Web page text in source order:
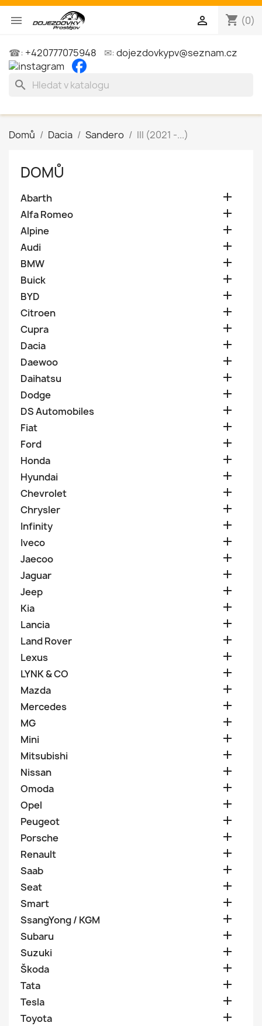
 shopping_cart (0)

☎: +420777075948 ✉:dojezdovkypv@seznam.cz
search
Domů Dacia Sandero III (2021 -...)
DOMŮ
Abarth 
Alfa Romeo 
Alpine 
Audi 
BMW 
Buick 
BYD 
Citroen 
Cupra 
Dacia 
Daewoo 
Daihatsu 
Dodge 
DS Automobiles 
Fiat 
Ford 
Honda 
Hyundai 
Chevrolet 
Chrysler 
Infinity 
Iveco 
Jaecoo 
Jaguar 
Jeep 
Kia 
Lancia 
Land Rover 
Lexus 
LYNK & CO 
Mazda 
Mercedes 
MG 
Mini 
Mitsubishi 
Nissan 
Omoda 
Opel 
Peugeot 
Porsche 
Renault 
Saab 
Seat 
Smart 
SsangYong / KGM 
Subaru 
Suzuki 
Škoda 
Tata 
Tesla 
Toyota 